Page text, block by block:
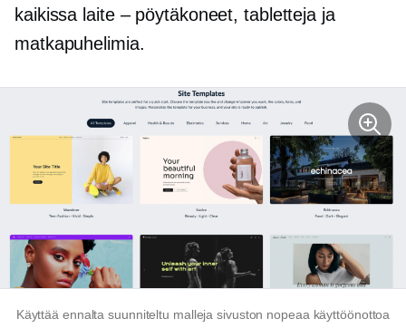
kaikissa laite – pöytäkoneet, tabletteja ja
matkapuhelimia.
Käyttää ennalta suunniteltu malleja sivuston nopeaa käyttöönottoa